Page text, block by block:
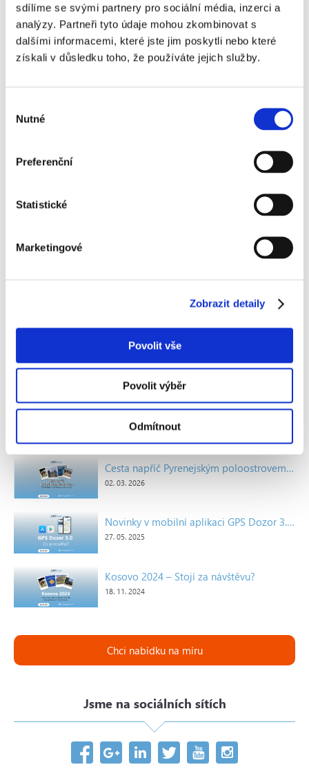
sdílíme se svými partnery pro sociální média, inzerci a
analýzy. Partneři tyto údaje mohou zkombinovat s
dalšími informacemi, které jste jim poskytli nebo které
získali v důsledku toho, že používáte jejich služby.
souhlasu
Nutné
Preferenční
Statistické
Marketingové
Zobrazit detaily
Povolit vše
Povolit výběr
Odmítnout
Tweet
Video návody
Nákladní doprava
Poslední příspěvky
Cesta napříč Pyrenejským poloostrovem: 5774 kilometrů, tři kamarádi, tři motorky
02. 03. 2026
Novinky v mobilní aplikaci GPS Dozor 3.0: Co je nového a proč to oceníte
27. 05. 2025
Kosovo 2024 – Stojí za návštěvu?
18. 11. 2024
Chci nabídku na míru
Jsme na sociálních sítích